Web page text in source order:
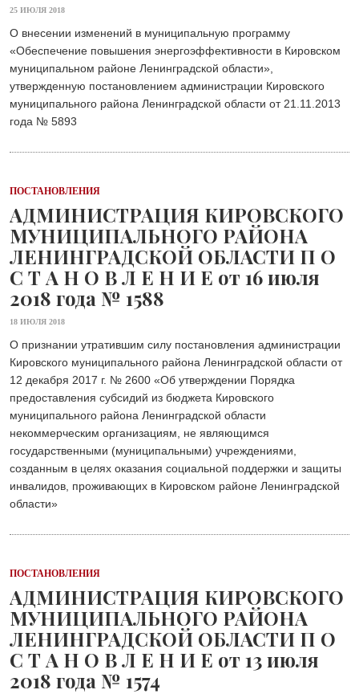
25 ИЮЛЯ 2018
О внесении изменений в муниципальную программу
«Обеспечение повышения энергоэффективности в Кировском
муниципальном районе Ленинградской области»,
утвержденную постановлением администрации Кировского
муниципального района Ленинградской области от 21.11.2013
года № 5893
ПОСТАНОВЛЕНИЯ
АДМИНИСТРАЦИЯ КИРОВСКОГО
МУНИЦИПАЛЬНОГО РАЙОНА
ЛЕНИНГРАДСКОЙ ОБЛАСТИ П О
С Т А Н О В Л Е Н И Е от 16 июля
2018 года № 1588
18 ИЮЛЯ 2018
О признании утратившим силу постановления администрации
Кировского муниципального района Ленинградской области от
12 декабря 2017 г. № 2600 «Об утверждении Порядка
предоставления субсидий из бюджета Кировского
муниципального района Ленинградской области
некоммерческим организациям, не являющимся
государственными (муниципальными) учреждениями,
созданным в целях оказания социальной поддержки и защиты
инвалидов, проживающих в Кировском районе Ленинградской
области»
ПОСТАНОВЛЕНИЯ
АДМИНИСТРАЦИЯ КИРОВСКОГО
МУНИЦИПАЛЬНОГО РАЙОНА
ЛЕНИНГРАДСКОЙ ОБЛАСТИ П О
С Т А Н О В Л Е Н И Е от 13 июля
2018 года № 1574